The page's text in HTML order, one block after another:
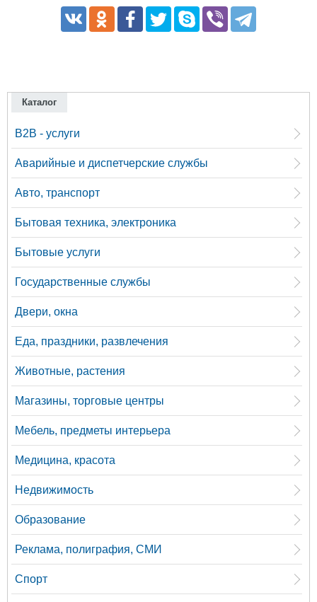
Каталог
B2B - услуги
Аварийные и диспетчерские службы
Авто, транспорт
Бытовая техника, электроника
Бытовые услуги
Государственные службы
Двери, окна
Еда, праздники, развлечения
Животные, растения
Магазины, торговые центры
Мебель, предметы интерьера
Медицина, красота
Недвижимость
Образование
Реклама, полиграфия, СМИ
Спорт